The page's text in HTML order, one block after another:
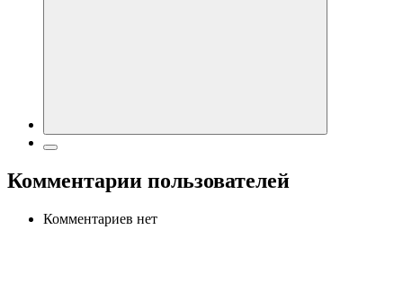
Комментарии пользователей
Комментариев нет